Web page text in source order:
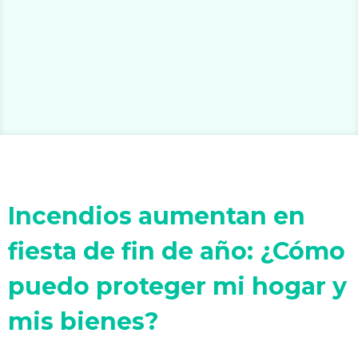
Incendios aumentan en
fiesta de fin de año: ¿Cómo
puedo proteger mi hogar y
mis bienes?